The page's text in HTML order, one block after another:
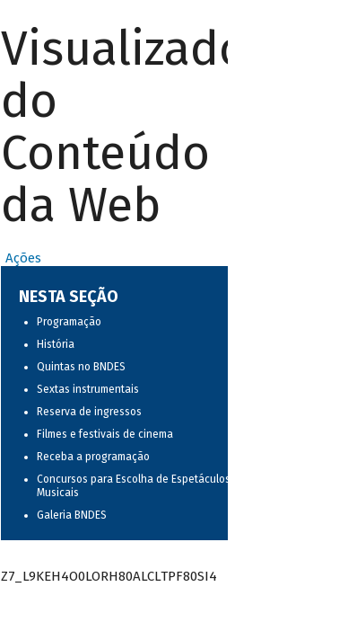
Visualizador
do
Conteúdo
da Web
Ações
NESTA SEÇÃO
Programação
História
Quintas no BNDES
Sextas instrumentais
Reserva de ingressos
Filmes e festivais de cinema
Receba a programação
Concursos para Escolha de Espetáculos
Musicais
Galeria BNDES
Z7_L9KEH4O0LORH80ALCLTPF80SI4